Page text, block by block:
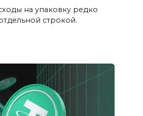
на упаковку редко
строкой.